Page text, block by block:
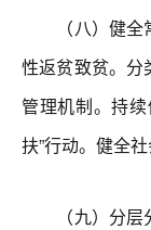
（八）健全常
性返贫致贫。分
管理机制。持
扶”行动。健全
（九）分层分